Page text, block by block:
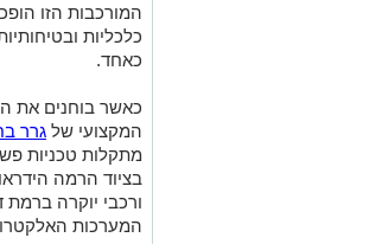
המורכבות הזו
כלכליות
כאחד.
כאשר בוחנים את
המקצועי של גרר
מתקלות טכניות
בציוד הרמה
ורכבי יוקרה
המערכות